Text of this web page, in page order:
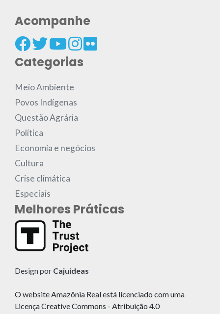
Acompanhe
Categorias
Meio Ambiente
Povos Indígenas
Questão Agrária
Política
Economia e negócios
Cultura
Crise climática
Especiais
Melhores Práticas
Design por Cajuideas
O website Amazônia Real está licenciado com uma
Licença Creative Commons - Atribuição 4.0